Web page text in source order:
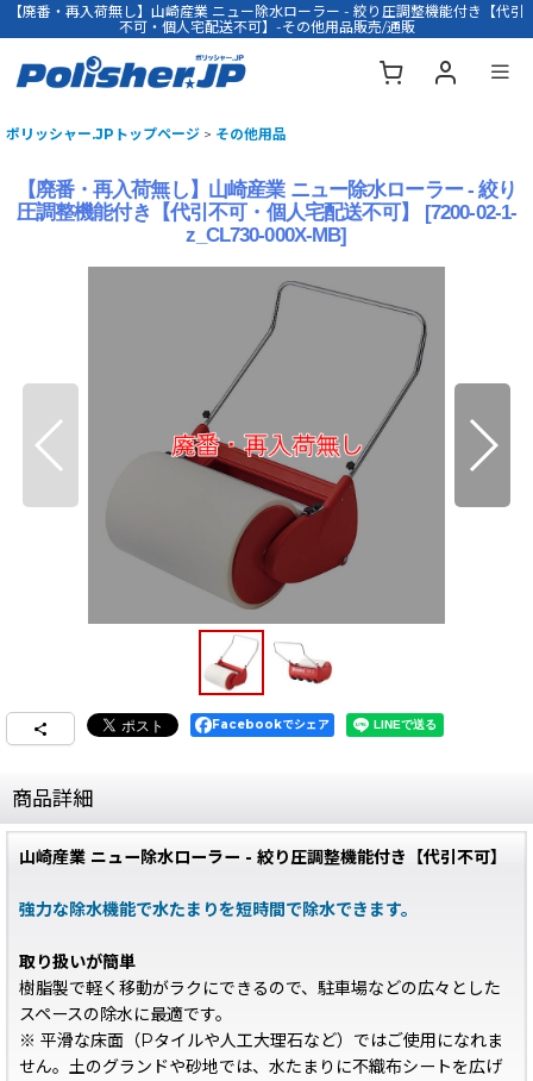
【廃番・再入荷無し】山崎産業 ニュー除水ローラー - 絞り圧調整機能付き【代引
不可・個人宅配送不可】-その他用品販売/通販
ポリッシャー.JPトップページ > その他用品
【廃番・再入荷無し】山崎産業 ニュー除水ローラー - 絞り
圧調整機能付き【代引不可・個人宅配送不可】
[7200-02-1-
z_CL730-000X-MB]
Facebookでシェア
商品詳細
山崎産業 ニュー除水ローラー - 絞り圧調整機能付き【代引不可】
強力な除水機能で水たまりを短時間で除水できます。
取り扱いが簡単
樹脂製で軽く移動がラクにできるので、駐車場などの広々とした
スペースの除水に最適です。
※ 平滑な床面（Pタイルや人工大理石など）ではご使用になれま
せん。土のグランドや砂地では、水たまりに不織布シートを広げ